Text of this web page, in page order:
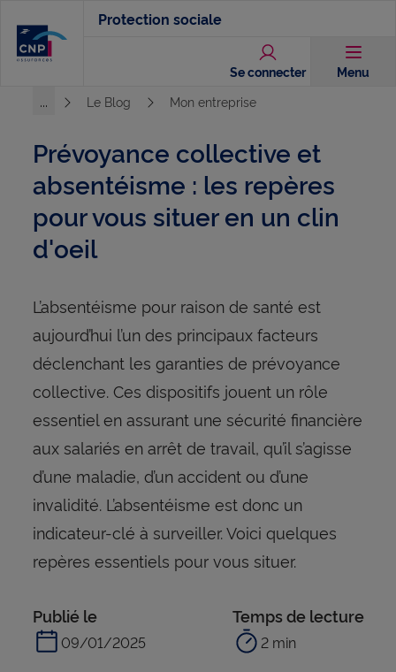
contenu
Protection sociale
Se connecter Menu
...
Le Blog Mon entreprise
Prévoyance collective et
absentéisme : les repères
pour vous situer en un clin
d'oeil
L’absentéisme pour raison de santé est
aujourd’hui l’un des principaux facteurs
déclenchant les garanties de prévoyance
collective. Ces dispositifs jouent un rôle
essentiel en assurant une sécurité financière
aux salariés en arrêt de travail, qu’il s’agisse
d’une maladie, d’un accident ou d’une
invalidité. L’absentéisme est donc un
indicateur-clé à surveiller. Voici quelques
repères essentiels pour vous situer.
Publié le
09/01/2025
Temps de lecture
2 min